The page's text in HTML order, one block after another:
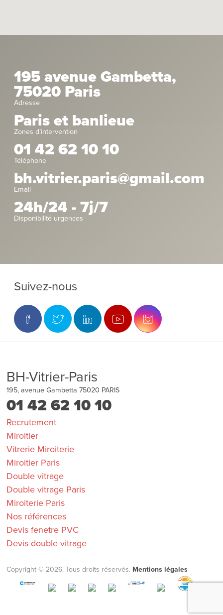
195 avenue Gambetta,
75020 Paris
Adresse
Paris et banlieue
Zones d’intervention
01 42 62 10 10
Téléphone
bh.vitrier.paris@gmail.com
Email
24h/24 - 7j/7
Disponibilité urgences
Suivez-nous
BH-Vitrier-Paris
195, avenue Gambetta 75020 PARIS
01 42 62 10 10
Recrutement
Miroitier
Vitrerie Miroiterie
Miroitier Paris
Double vitrage
Double vitrage Paris
Miroiterie Paris
Nos références
Devis fenetre PVC
Devis double vitrage
Copyright © 2026. Tous droits réservés. Mentions légales